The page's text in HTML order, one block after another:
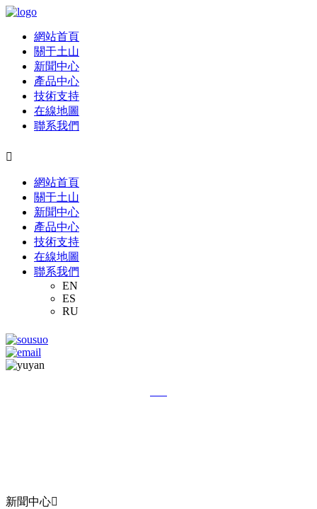
網站首頁
關于土山
新聞中心
產品中心
技術支持
在線地圖
聯系我們

網站首頁
關于土山
新聞中心
產品中心
技術支持
在線地圖
聯系我們
EN
ES
RU
新聞中心